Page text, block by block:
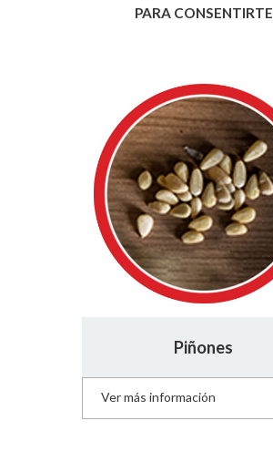
PARA CONSENTIRTE
Piñones
Ver más información